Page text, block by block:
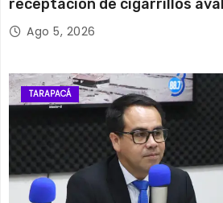
receptación de cigarrillos
millones*
Ago 5, 2026
TARAPACÁ